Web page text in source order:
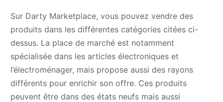
Sur Darty Marketplace, vous pouvez vendre des
produits dans les différentes catégories citées ci-
dessus. La place de marché est notamment
spécialisée dans les articles électroniques et
l’électroménager, mais propose aussi des rayons
différents pour enrichir son offre. Ces produits
peuvent être dans des états neufs mais aussi